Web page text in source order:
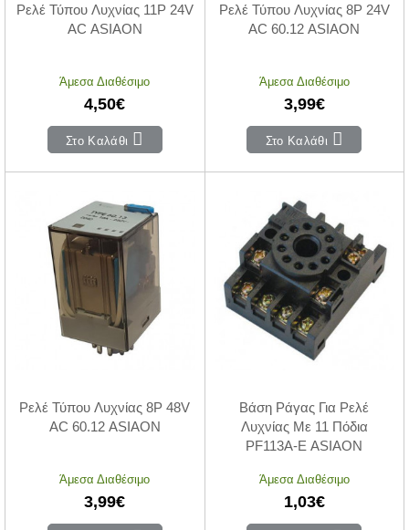
Ρελέ Τύπου Λυχνίας 11P 24V
AC ASIAON
Άμεσα Διαθέσιμο
4,50€
Στο Καλάθι
Ρελέ Τύπου Λυχνίας 8P 24V
AC 60.12 ASIAON
Άμεσα Διαθέσιμο
3,99€
Στο Καλάθι
Ρελέ Τύπου Λυχνίας 8P 48V
AC 60.12 ASIAON
Άμεσα Διαθέσιμο
3,99€
Βάση Ράγας Για Ρελέ
Λυχνίας Με 11 Πόδια
PF113A-E ASIAON
Άμεσα Διαθέσιμο
1,03€